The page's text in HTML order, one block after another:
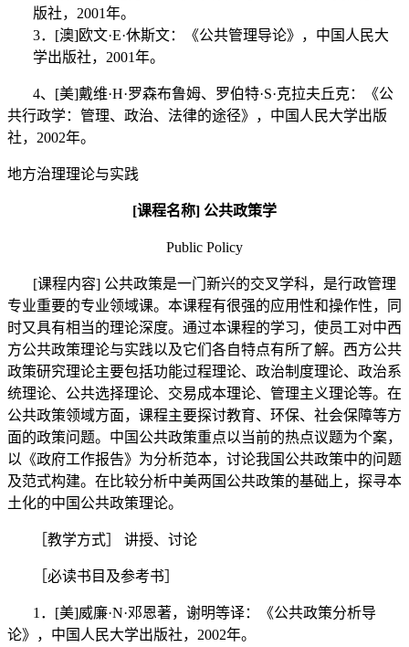
版社， 2001年。
3． [澳]欧文·E·休斯文：《公共管理导论》，中国人民大
学出版社， 2001年。
4、 [美]戴维·H·罗森布鲁姆、罗伯特·S·克拉夫丘克：《公
共行政学：管理、政治、法律的途径》，中国人民大学出版
社， 2002年。
地方治理理论与实践
[课程名称] 公共政策学
Public Policy
[课程内容] 公共政策是一门新兴的交叉学科，是行政管理
专业重要的专业领域课。本课程有很强的应用性和操作性，同
时又具有相当的理论深度。通过本课程的学习，使员工对中西
方公共政策理论与实践以及它们各自特点有所了解。西方公共
政策研究理论主要包括功能过程理论、政治制度理论、政治系
统理论、公共选择理论、交易成本理论、管理主义理论等。在
公共政策领域方面，课程主要探讨教育、环保、社会保障等方
面的政策问题。中国公共政策重点以当前的热点议题为个案，
以《政府工作报告》为分析范本，讨论我国公共政策中的问题
及范式构建。在比较分析中美两国公共政策的基础上，探寻本
土化的中国公共政策理论。
教学方式］ 讲授、讨论
必读书目及参考书
1 ． [美]威廉·N·邓恩著，谢明等译：《公共政策分析导
论》，中国人民大学出版社， 2002年。